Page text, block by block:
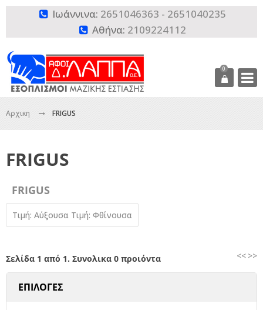
 Ιωάννινα: 2651046363 - 2651040235
 Αθήνα: 2109224112
0
Αρχικη FRIGUS
FRIGUS
FRIGUS
Τιμή: Αύξουσα Τιμή: Φθίνουσα
Σελίδα 1 από 1. Συνολικα 0 προιόντα << >>
ΕΠΙΛΟΓΕΣ